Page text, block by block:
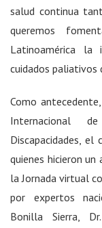
salud continua
queremos
Latinoamérica la
cuidados paliativos
Como
Internacional
Discapacidades,
quienes hicieron
la Jornada virtual
por expertos
Bonilla Sierra,